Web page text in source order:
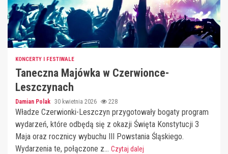
KONCERTY I FESTIWALE
Taneczna Majówka w Czerwionce-
Leszczynach
Damian Polak 30 kwietnia 2026 228
Władze Czerwionki-Leszczyn przygotowały bogaty program
wydarzeń, które odbędą się z okazji Święta Konstytucji 3
Maja oraz rocznicy wybuchu III Powstania Śląskiego.
Wydarzenia te, połączone z... Czytaj dalej